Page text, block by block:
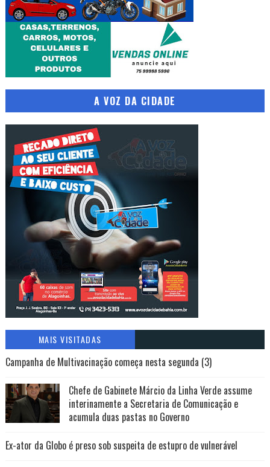
A VOZ DA CIDADE
MAIS VISITADAS
Campanha de Multivacinação começa nesta segunda (3)
Chefe de Gabinete Márcio da Linha Verde assume
interinamente a Secretaria de Comunicação e
acumula duas pastas no Governo
Ex-ator da Globo é preso sob suspeita de estupro de vulnerável